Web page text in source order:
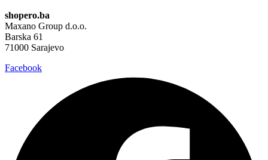
shopero.ba
Maxano Group d.o.o.
Barska 61
71000 Sarajevo
Facebook